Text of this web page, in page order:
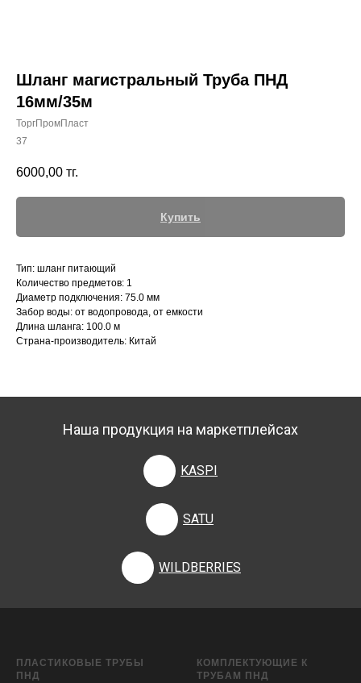
(700) 730-70-73
Шланг магистральный Труба ПНД
16мм/35м
ТоргПромПласт
37
6000,00 тг.
Купить
Тип: шланг питающий
Количество предметов: 1
Диаметр подключения: 75.0 мм
Забор воды: от водопровода, от емкости
Длина шланга: 100.0 м
Страна-производитель: Китай
Наша продукция на маркетплейсах
KASPI
SATU
WILDBERRIES
ПЛАСТИКОВЫЕ ТРУБЫ
ПНД
КОМПЛЕКТУЮЩИЕ К
ТРУБАМ ПНД